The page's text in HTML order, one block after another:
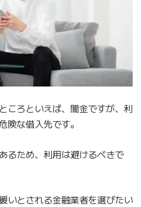
ころといえば、闇金ですが、利
険な借入先です。
るため、利用は避けるべきで
いとされる金融業者を選びたい